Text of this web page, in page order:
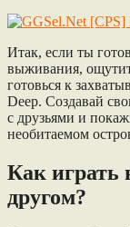
Итак, если ты
выживания,
готовься к
Deep. Создавай
с друзьями и
необитаемом
Как играть
другом?